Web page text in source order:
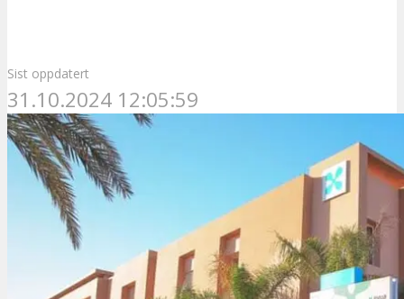
Sist oppdatert
31.10.2024 12:05:59